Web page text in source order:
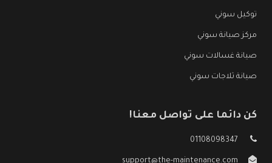
توكيل سوني
مركز صيانة سوني
صيانة غسالات سوني
صيانة ثلاجات سوني
كن دائما على تواصل معنا!
01108098347